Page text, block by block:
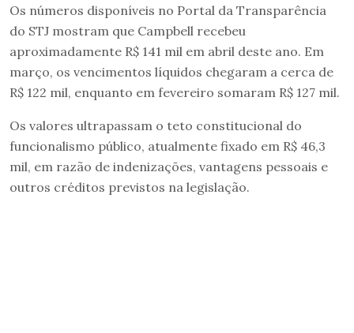
Os números disponíveis no Portal da Transparência
do STJ mostram que Campbell recebeu
aproximadamente R$ 141 mil em abril deste ano. Em
março, os vencimentos líquidos chegaram a cerca de
R$ 122 mil, enquanto em fevereiro somaram R$ 127 mil.
Os valores ultrapassam o teto constitucional do
funcionalismo público, atualmente fixado em R$ 46,3
mil, em razão de indenizações, vantagens pessoais e
outros créditos previstos na legislação.